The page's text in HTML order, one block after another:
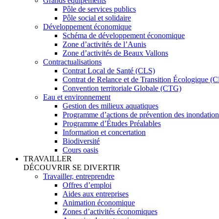
Pôle de services publics
Pôle social et solidaire
Développement économique
Schéma de développement économique
Zone d’activités de l’Aunis
Zone d’activités de Beaux Vallons
Contractualisations
Contrat Local de Santé (CLS)
Contrat de Relance et de Transition Écologique
Convention territoriale Globale (CTG)
Eau et environnement
Gestion des milieux aquatiques
Programme d’actions de prévention des
Programme d’Études Préalables
Information et concertation
Biodiversité
Cours oasis
TRAVAILLER
DÉCOUVRIR SE DIVERTIR
Travailler, entreprendre
Offres d’emploi
Aides aux entreprises
Animation économique
Zones d’activités économiques